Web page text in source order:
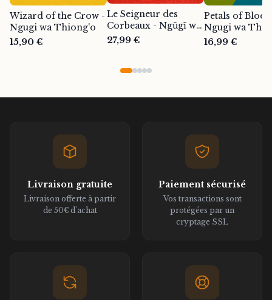
Wizard of the Crow -
Ngugi wa Thiong'o
15,90 €
Le Seigneur des
Corbeaux - Ngũgĩ wa
Thiong'o
27,99 €
Petals of
Ngugi wa
16,99 €
Livraison gratuite
Livraison offerte à partir
de 50€ d'achat
Paiement sécurisé
Vos transactions sont
protégées par un
cryptage SSL